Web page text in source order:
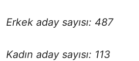
Erkek aday sayısı: 487
Kadın aday sayısı: 113